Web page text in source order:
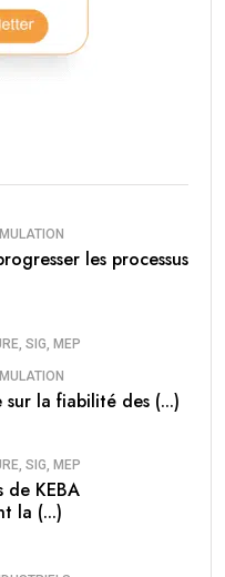
les processus
SIG, MEP
sur la fiabilité des (...)
SIG, MEP
de KEBA
la (...)